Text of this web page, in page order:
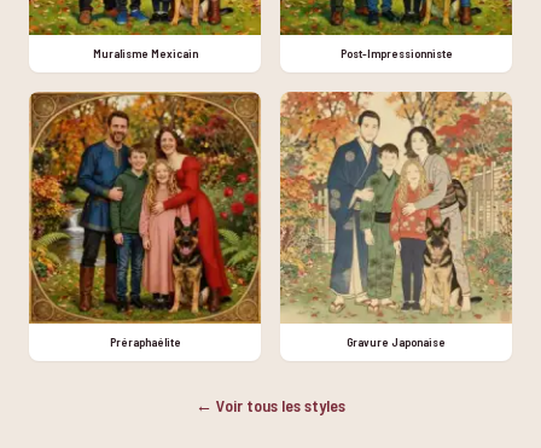
Muralisme Mexicain Post-Impressionniste
Préraphaélite Gravure Japonaise
← Voir tous les styles